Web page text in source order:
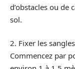
d’obstacles ou
sol.
2. Fixer les
Commencez par